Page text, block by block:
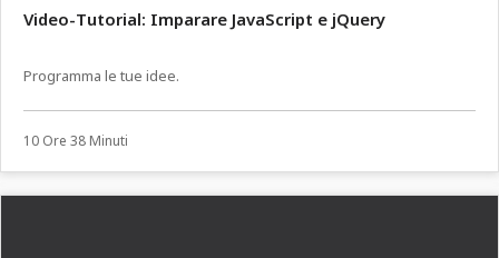
Video-Tutorial: Imparare JavaScript e jQuery
Programma le tue idee.
10 Ore 38 Minuti